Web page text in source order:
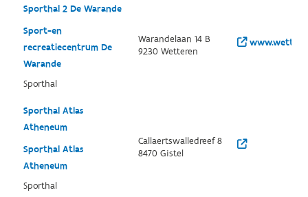
Sporthal 2 De Warande
Sport-en
recreatiecentrum De
Warande
Sporthal
Warandelaan 14 B
9230 Wetteren
Sporthal Atlas
Atheneum
Sporthal Atlas
Atheneum
Sporthal
Callaertswalledreef 8
8470 Gistel